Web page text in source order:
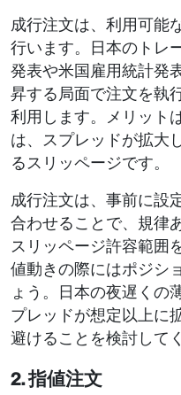
成行注文は、利用可能
行います。日本のトレ
発表や米国雇用統計発
昇する局面で注文を執
利用します。メリット
は、スプレッドが拡大
るスリッページです。
成行注文は、事前に設
合わせることで、規律
スリッページ許容範囲
値動きの際にはポジシ
ょう。日本の夜遅くの
プレッドが想定以上に
避けることを検討して
2. 指値注文